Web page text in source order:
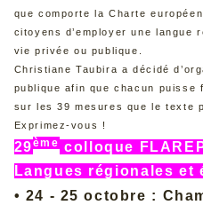
que comporte la Charte
citoyens d’employer une langue
vie privée ou publique.
Christiane Taubira a décidé
publique afin que chacun puisse
sur les 39 mesures que le texte
Exprimez-vous !
29èmecolloque
Langues régionales et
• 24 - 25 octobre :